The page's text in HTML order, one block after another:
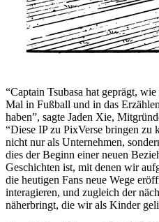
“Captain Tsubasa hat geprägt,
Mal in Fußball und in das
haben”, sagte Jaden Xie,
“Diese IP zu PixVerse bringen zu
nicht nur als Unternehmen,
dies der Beginn einer neuen
Geschichten ist, mit denen wir
die heutigen Fans neue Wege
interagieren, und zugleich der
näherbringt, die wir als Kinder